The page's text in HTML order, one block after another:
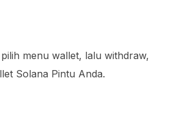
menu wallet, lalu withdraw,
Solana Pintu Anda.